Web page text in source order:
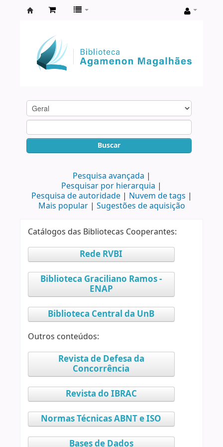
Agamenon
Magalhães
Buscar
Pesquisa avançada
Pesquisar por hierarquia
Pesquisa de autoridade
Nuvem de tags
Mais popular
Sugestões de aquisição
Catálogos das Bibliotecas Cooperantes:
Rede RVBI
Biblioteca Graciliano Ramos -
ENAP
Biblioteca Central da UnB
Outros conteúdos:
Revista de Defesa da
Concorrência
Revista do IBRAC
Normas Técnicas ABNT e ISO
Bases de Dados